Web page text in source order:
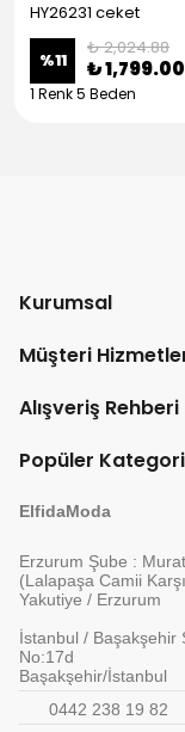
HY26231 ceket
%11
₺ 2,024.88
₺ 1,799.00
1 Renk 5 Beden
Kurumsal
Müşteri
Alışveriş Rehberi
Popüler
ElfidaModa
Erzurum Şube :
(Lalapaşa Camii
Yakutiye / Erzurum
İstanbul / Başakşehir
No:17d
Başakşehir/İstanbul
0442 238 19 82